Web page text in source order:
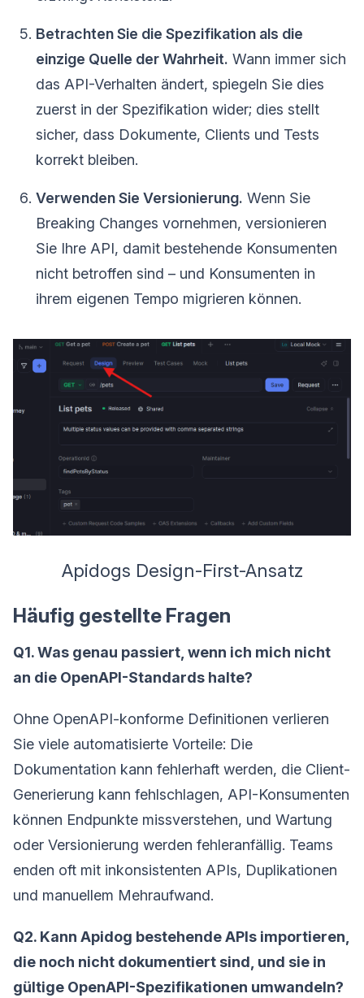
Betrachten Sie die Spezifikation als die
einzige Quelle der Wahrheit. Wann immer sich
das API-Verhalten ändert, spiegeln Sie dies
zuerst in der Spezifikation wider; dies stellt
sicher, dass Dokumente, Clients und Tests
korrekt bleiben.
Verwenden Sie Versionierung. Wenn Sie
Breaking Changes vornehmen, versionieren
Sie Ihre API, damit bestehende Konsumenten
nicht betroffen sind – und Konsumenten in
ihrem eigenen Tempo migrieren können.
Apidogs Design-First-Ansatz
Häufig gestellte Fragen
Q1. Was genau passiert, wenn ich mich nicht
an die OpenAPI-Standards halte?
Ohne OpenAPI-konforme Definitionen verlieren
Sie viele automatisierte Vorteile: Die
Dokumentation kann fehlerhaft werden, die Client-
Generierung kann fehlschlagen, API-Konsumenten
können Endpunkte missverstehen, und Wartung
oder Versionierung werden fehleranfällig. Teams
enden oft mit inkonsistenten APIs, Duplikationen
und manuellem Mehraufwand.
Q2. Kann Apidog bestehende APIs importieren,
die noch nicht dokumentiert sind, und sie in
gültige OpenAPI-Spezifikationen umwandeln?